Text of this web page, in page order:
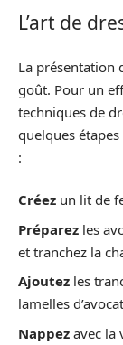
L’art de
La présentation
goût. Pour un
techniques de
quelques
:
Créez un lit de
Préparez les
et tranchez la
Ajoutez les
lamelles
Nappez avec la